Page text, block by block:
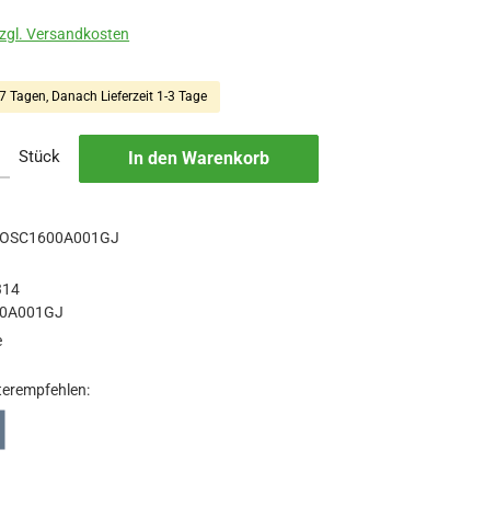
Versandkosten
Tagen, Danach Lieferzeit 1-3 Tage
den gewünschten Wert ein oder benutze die Schaltflächen um die
Stück In den Warenkorb